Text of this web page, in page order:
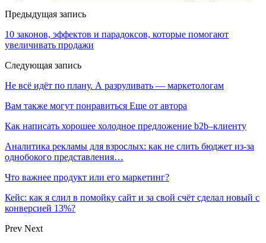
Предыдущая запись
10 законов, эффектов и парадоксов, которые помогают
увеличивать продажи
Следующая запись
Не всё идёт по плану. А разруливать — маркетологам
Вам также могут понравиться Еще от автора
Как написать хорошее холодное предложение b2b–клиенту
Аналитика рекламы для взрослых: как не слить бюджет из-за
однобокого представления…
Что важнее продукт или его маркетинг?
Кейс: как я слил в помойку сайт и за свой счёт сделал новый с
конверсией 13%?
Prev Next